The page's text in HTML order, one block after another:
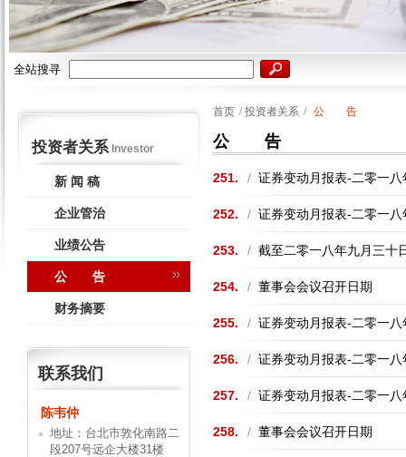
全站搜寻
投资者关系Investor
新 闻 稿
企业管治
业绩公告
公 告
财务摘要
联系我们
陈韦仲
地址：台北市敦化南路二
段207号远企大楼31楼
首页 / 投资者关系 / 公 告
公 告
251. / 证券变动月报表-二零一八
252. / 证券变动月报表-二零一八
253. / 截至二零一八年九月三十
254. / 董事会会议召开日期
255. / 证券变动月报表-二零一八
256. / 证券变动月报表-二零一八
257. / 证券变动月报表-二零一八
258. / 董事会会议召开日期